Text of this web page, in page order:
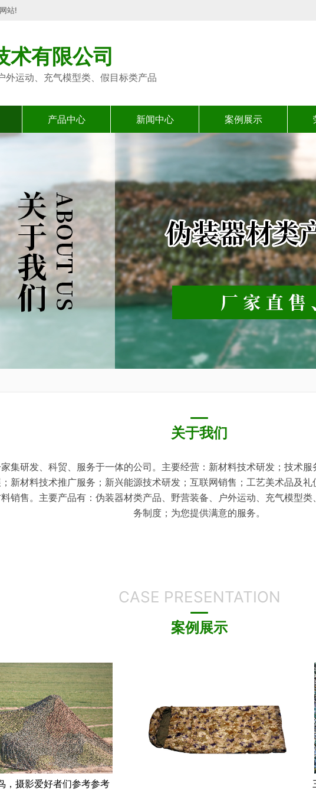
站!
术有限公司
外运动、充气模型类、假目标类产品
产品中心 新闻中心 案例展示
关于我们
集研发、科贸、服务于一体的公司。主要经营：新材料技术研发；技术
新材料技术推广服务；新兴能源技术研发；互联网销售；工艺美术品及
销售。主要产品有：伪装器材类产品、野营装备、户外运动、充气模型
务制度；为您提供满意的服务。
CASE PRESENTATION
案例展示
摄影爱好者们参考参考